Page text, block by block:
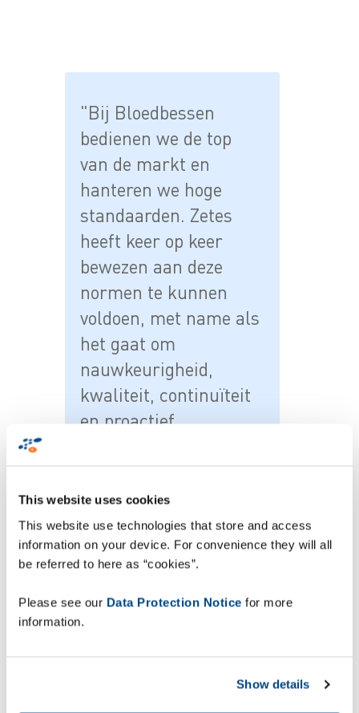
This website uses cookies
This website use technologies that store and access
information on your device. For convenience they will all
be referred to here as “cookies”.
Please see our Data Protection Notice for more
information.
Show details
"Bij Bloedbessen
bedienen we de top
van de markt en
hanteren we hoge
standaarden. Zetes
heeft keer op keer
bewezen aan deze
normen te kunnen
voldoen, met name als
het gaat om
nauwkeurigheid,
kwaliteit, continuïteit
en proactief
Bloedbessen.
plaats”, vertelt Jos de Greef van Bloedbessen.
“Van teelt tot gereed eindproduct voeren wij alles
gedurende het hele kalenderjaar. Omdat klanten